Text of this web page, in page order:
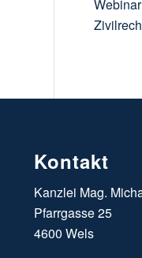
Webinar
Kontakt
Kanzlei Mag.
Pfarrgasse 25
4600 Wels